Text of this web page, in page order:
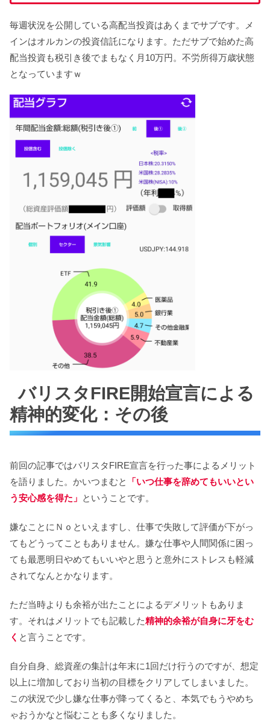
毎週状況を公開している高配当投資はあくまでサブです。メ
インはオルカンの投資信託になります。ただサブで始めた高
配当投資も税引き後でまもなく月10万円。不労所得万歳状態
となっていますｗ
バリスタFIRE開始宣言による
精神的変化：その後
前回の記事ではバリスタFIRE宣言を行った事によるメリット
を語りました。かいつまむと
「いつ仕事を辞めてもいいとい
う安心感を得た」 ということです。
嫌なことにＮｏといえますし、仕事で失敗して評価が下がっ
てもどうってこともありません。嫌な仕事や人間関係に困っ
ても最悪明日やめてもいいやと思うと意外にストレスも軽減
されてなんとかなります。
ただ当時よりも余裕が出たことによるデメリットもありま
す。それはメリットでも記載した精神的余裕が自身に牙をむ
く と言うことです。
自分自身、総資産の集計は年末に1回だけ行うのですが、想定
以上に増加しており当初の目標をクリアしてしまいました。
この状況で少し嫌な仕事が降ってくると、本気でもうやめち
ゃおうかなと悩むことも多くなりました。